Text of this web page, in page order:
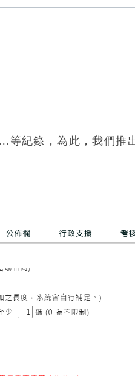
紀錄，為此，我們推